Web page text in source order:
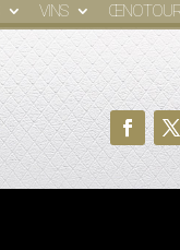
VINS